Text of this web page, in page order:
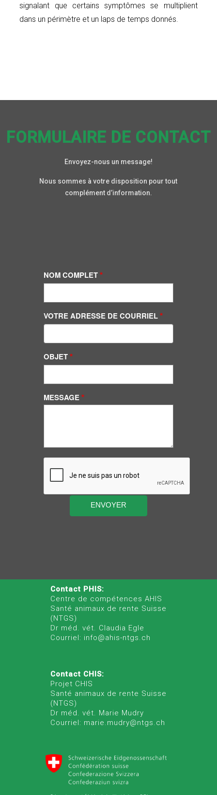
signalant que certains symptômes se multiplient
dans un périmètre et un laps de temps donnés.
FORMULAIRE DE CONTACT
Envoyez-nous un message!
Nous sommes à votre disposition pour tout
complément d’information.
NOM COMPLET
VOTRE ADRESSE DE COURRIEL
OBJET
MESSAGE
Contact PHIS:
Centre de compétences AHIS
Santé animaux de rente Suisse
(NTGS)
Dr méd. vét. Claudia Egle
Courriel: info@ahis-ntgs.ch
Contact CHIS:
Projet CHIS
Santé animaux de rente Suisse
(NTGS)
Dr méd. vét. Marie Mudry
Courriel: marie.mudry@ntgs.ch